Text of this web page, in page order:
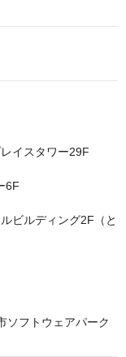
イスタワー29F
6F
ビルディング2F（と
ソフトウェアパーク